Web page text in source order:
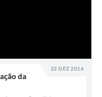
22 DEZ 2016
da